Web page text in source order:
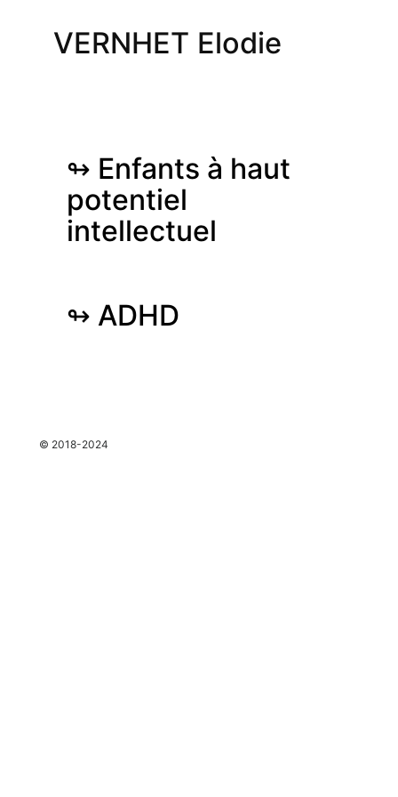
VERNHET Elodie
↬ Enfants à haut
potentiel
intellectuel
↬ ADHD
© 2018-2024